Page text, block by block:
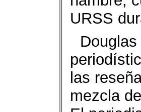
URSS
las
mezcla